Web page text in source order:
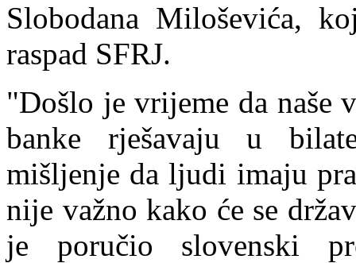
Slobodana Miloševića,
raspad SFRJ.
"Došlo je vrijeme da naše
banke rješavaju u
mišljenje da ljudi imaju
nije važno kako će se
je poručio slovenski